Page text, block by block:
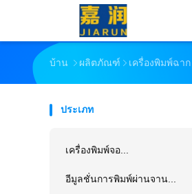
บ้าน ผลิตภัณฑ์ เครื่องพิมพ์ฉาก
ประเภท
เครื่องพิมพ์จอ...
อีมูลชั่นการพิมพ์ผ่านจาน...